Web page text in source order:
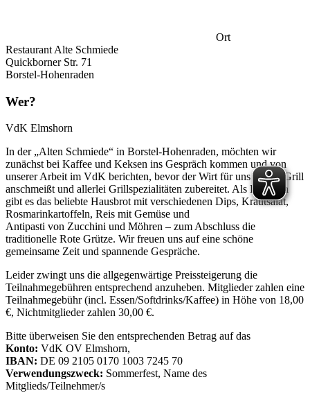
Ort
Restaurant Alte Schmiede
Quickborner Str. 71
Borstel-Hohenraden
Wer?
VdK Elmshorn
In der „Alten Schmiede“ in Borstel-Hohenraden, möchten wir
zunächst bei Kaffee und Keksen ins Gespräch kommen und von
unserer Arbeit im VdK berichten, bevor der Wirt für uns seinen Grill
anschmeißt und allerlei Grillspezialitäten zubereitet. Als Beilagen
gibt es das beliebte Hausbrot mit verschiedenen Dips, Krautsalat,
Rosmarinkartoffeln, Reis mit Gemüse und
Antipasti von Zucchini und Möhren – zum Abschluss die
traditionelle Rote Grütze. Wir freuen uns auf eine schöne
gemeinsame Zeit und spannende Gespräche.
Leider zwingt uns die allgegenwärtige Preissteigerung die
Teilnahmegebühren entsprechend anzuheben. Mitglieder zahlen eine
Teilnahmegebühr (incl. Essen/Softdrinks/Kaffee) in Höhe von 18,00
€, Nichtmitglieder zahlen 30,00 €.
Bitte überweisen Sie den entsprechenden Betrag auf das
Konto: VdK OV Elmshorn,
IBAN: DE 09 2105 0170 1003 7245 70
Verwendungszweck: Sommerfest, Name des
Mitglieds/Teilnehmer/s